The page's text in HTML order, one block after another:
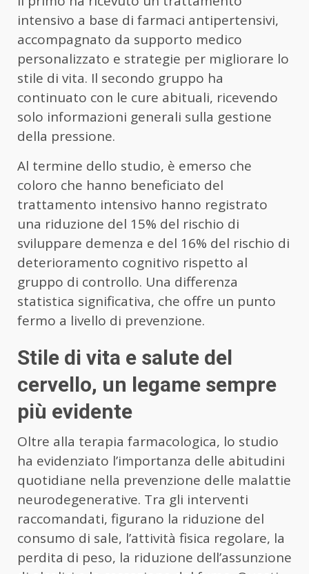
intensivo a base di farmaci antipertensivi,
accompagnato da supporto medico
personalizzato e strategie per migliorare lo
stile di vita. Il secondo gruppo ha
continuato con le cure abituali, ricevendo
solo informazioni generali sulla gestione
della pressione.
Al termine dello studio, è emerso che
coloro che hanno beneficiato del
trattamento intensivo hanno registrato
una riduzione del 15% del rischio di
sviluppare demenza e del 16% del rischio di
deterioramento cognitivo rispetto al
gruppo di controllo. Una differenza
statistica significativa, che offre un punto
fermo a livello di prevenzione.
Stile di vita e salute del
cervello, un legame sempre
più evidente
Oltre alla terapia farmacologica, lo studio
ha evidenziato l’importanza delle abitudini
quotidiane nella prevenzione delle malattie
neurodegenerative. Tra gli interventi
raccomandati, figurano la riduzione del
consumo di sale, l’attività fisica regolare, la
perdita di peso, la riduzione dell’assunzione